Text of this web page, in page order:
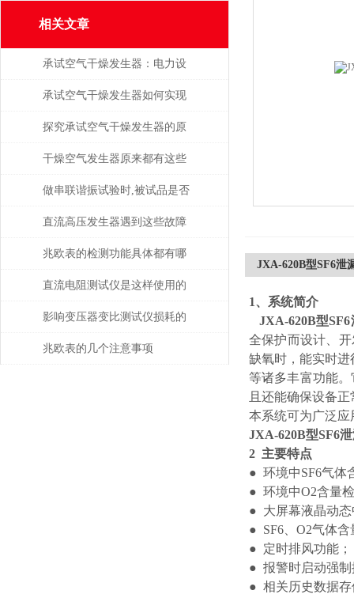
相关文章
承试空气干燥发生器：电力设
备绝缘维护的守护者
承试空气干燥发生器如何实现
自动化控制？
探究承试空气干燥发生器的原
理与应用
干燥空气发生器原来都有这些
性能和特点
做串联谐振试验时,被试品是否
被击穿该如何判断？
直流高压发生器遇到这些故障
该如何处理？
兆欧表的检测功能具体都有哪
些？
直流电阻测试仪是这样使用的
吗？
影响变压器变比测试仪损耗的
主要因素是什么？
兆欧表的几个注意事项
JXA-620B型SF6泄
1、
系统简介
JXA-620B型
全保护而设计、
缺氧时，能实时
等诸多丰富功能
且还能确保设备
本系统可为广泛应
JXA-620B型SF6
2 主要特点
● 环境中SF6气体
● 环境中O2含量
● 大屏幕液晶动
● SF6、O2气体
● 定时排风功能；
● 报警时启动强
● 相关历史数据